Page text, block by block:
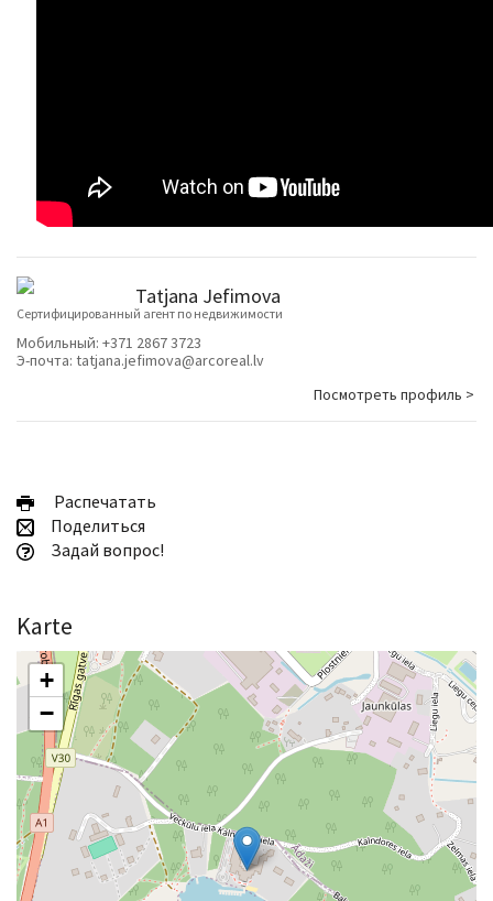
Tatjana Jefimova
Cертифицированный агент по недвижимости
Мобильный: +371 2867 3723
Э-почта: tatjana.jefimova@arcoreal.lv
Посмотреть профиль >
Pаспечатать
Поделиться
Задай вопрос!
Karte
+
−